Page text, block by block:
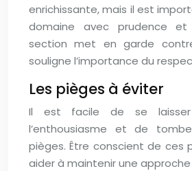
enrichissante, mais il est
domaine avec prudence
section met en garde
souligne l’importance du
Les pièges à éviter
Il est facile de se
l’enthousiasme et de
pièges. Être conscient de ces
aider à maintenir une approche